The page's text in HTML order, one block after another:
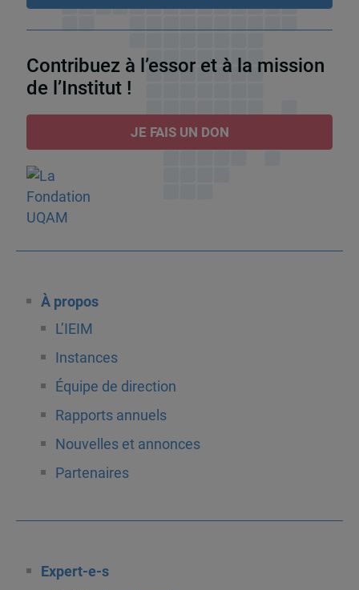
Contribuez à l’essor et à la mission
de l’Institut !
JE FAIS UN DON
À propos
L’IEIM
Instances
Équipe de direction
Rapports annuels
Nouvelles et annonces
Partenaires
Expert-e-s